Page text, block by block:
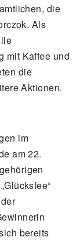
die
Als
mit Kaffee und
die
Aktionen.
im
am 22.
bereits